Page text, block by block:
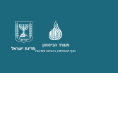
מדינת ישראל
משרד הביטחון
אגף משפחות, הנצחה ומורשת